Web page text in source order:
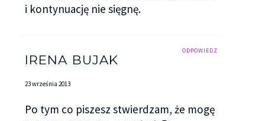
i kontynuację nie sięgnę.
ODPOWIEDZ
IRENA BUJAK
23 września 2013
Po tym co piszesz stwierdzam, że mogę